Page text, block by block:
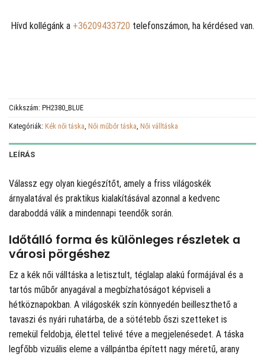
Hívd kollégánk a +36209433720 telefonszámon, ha kérdésed van.
Cikkszám: PH2380_BLUE
Kategóriák: Kék női táska, Női műbőr táska, Női válltáska
LEÍRÁS
Válassz egy olyan kiegészítőt, amely a friss világoskék
árnyalatával és praktikus kialakításával azonnal a kedvenc
daraboddá válik a mindennapi teendők során.
Időtálló forma és különleges részletek a
városi pörgéshez
Ez a kék női válltáska a letisztult, téglalap alakú formájával és a
tartós műbőr anyagával a megbízhatóságot képviseli a
hétköznapokban. A világoskék szín könnyedén beilleszthető a
tavaszi és nyári ruhatárba, de a sötétebb őszi szetteket is
remekül feldobja, élettel telivé téve a megjelenésedet. A táska
legfőbb vizuális eleme a vállpántba épített nagy méretű, arany